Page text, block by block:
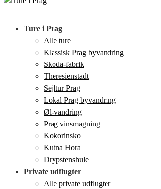
Ture i Prag
Alle ture
Klassisk Prag byvandring
Skoda-fabrik
Theresienstadt
Sejltur Prag
Lokal Prag byvandring
Øl-vandring
Prag vinsmagning
Kokorinsko
Kutna Hora
Drypstenshule
Private udflugter
Alle private udflugter